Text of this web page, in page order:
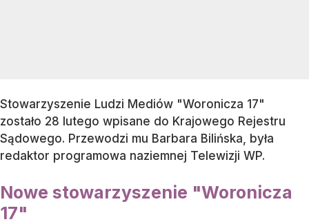
Stowarzyszenie Ludzi Mediów "Woronicza 17"
zostało 28 lutego wpisane do Krajowego Rejestru
Sądowego. Przewodzi mu Barbara Bilińska, była
redaktor programowa naziemnej Telewizji WP.
Nowe stowarzyszenie "Woronicza
17"